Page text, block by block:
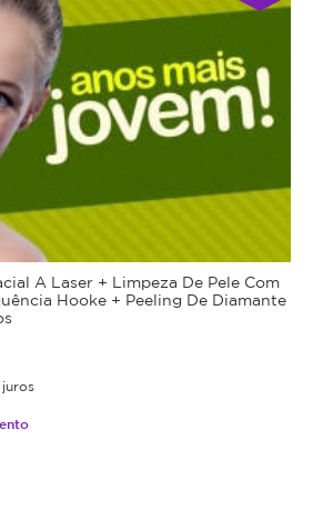
A Laser + Limpeza De Pele Com
Hooke + Peeling De Diamante